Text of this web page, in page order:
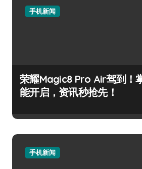
手机新闻
荣耀Magic8 Pro Air驾到！
能开启，资讯秒抢先！
手机新闻